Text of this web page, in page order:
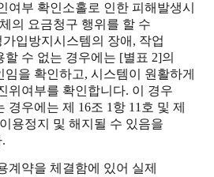
여부 확인소홀로 인한 피해발생시
의 요금청구 행위를 할 수
입방지시스템의 장애, 작업
수 없는 경우에는 [별표 2]의
을 확인하고, 시스템이 원활하게
위여부를 확인합니다. 이 경우
경우에는 제 16조 1항 11호 및 제
용정지 및 해지될 수 있음을
약을 체결함에 있어 실제